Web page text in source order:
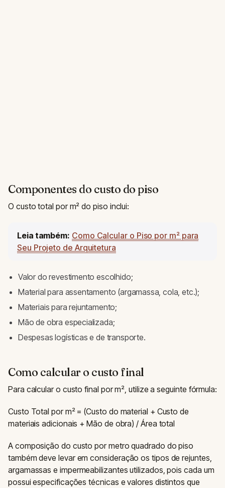
Componentes do custo do piso
O custo total por m² do piso inclui:
Leia também: Como Calcular o Piso por m² para
Seu Projeto de Arquitetura
Valor do revestimento escolhido;
Material para assentamento (argamassa, cola, etc.);
Materiais para rejuntamento;
Mão de obra especializada;
Despesas logísticas e de transporte.
Como calcular o custo final
Para calcular o custo final por m², utilize a seguinte fórmula:
Custo Total por m² = (Custo do material + Custo de
materiais adicionais + Mão de obra) / Área total
A composição do custo por metro quadrado do piso
também deve levar em consideração os tipos de rejuntes,
argamassas e impermeabilizantes utilizados, pois cada um
possui especificações técnicas e valores distintos que